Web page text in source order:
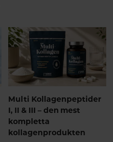
hydrolyserade kollagenpeptider.
Det innebär att kollagenet redan
brutits ner till mindre peptider
som tas upp effektivt i
tunntarmen. Efter upptaget
transporteras kollagenpeptiderna
via blodet till olika vävnader i
av dessa bioaktiva peptider inte
bara fungerar som byggstenar,
utan även kan fungera som
signalmolekyler som stimulerar
Multi Kollagenpeptider
I, II & III – den mest
kompletta
kollagenprodukten